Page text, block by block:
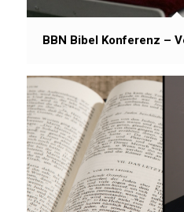
BBN Bibel Konferenz –